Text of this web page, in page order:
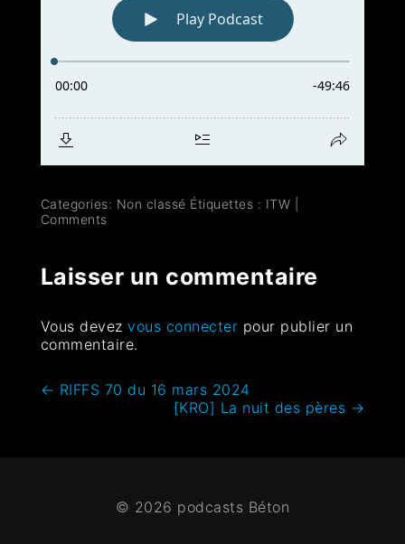
Categories: Non classé Étiquettes : ITW
Comments
Laisser un commentaire
Vous devezvous connecter pour publier un
commentaire.
← RIFFS 70 du 16 mars 2024
[KRO] La nuit des pères →
© 2026 podcasts Béton